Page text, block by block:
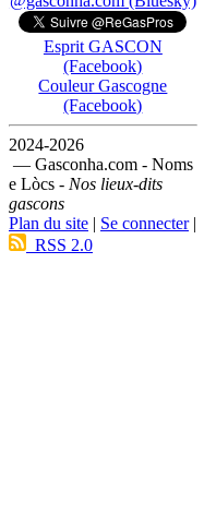
Esprit GASCON
(Facebook)
Couleur Gascogne
(Facebook)
2024-2026
— Gasconha.com - Noms
e Lòcs - Nos lieux-dits
gascons
Plan du site | Se connecter|
RSS 2.0